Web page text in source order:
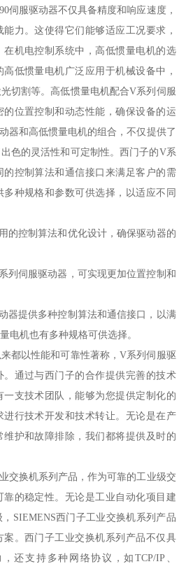
伺服驱动器不仅具备精度和响应速度，
力。这使得它们能够适应工况要求，
机电控制系统中，高低惯量电机的选
低惯量电机广泛应用于机械设备中，
切割等。高低惯量电机配合V系列伺服
位置控制和动态性能，确保设备的运
器和高低惯量电机的组合，不仅提供了
色的灵活性和可定制性。西门子的V系
控制算法和通信接口来满足客户的需
种规格和参数可供选择，以适应不同
的控制算法和优化设计，确保驱动器的
列伺服驱动器，可实现更加位置控制和
器提供多种控制算法和通信接口，以满
电机也有多种规格可供选择。
都以性能和可靠性著称，V系列伺服驱
通过与西门子的合作提供完善的技术
支技术团队，能够为您提供定制化的
行技术开发和技术转让。无论是在产
护和故障排除，我们都将提供及时的
机系列产品，作为可靠的工业级交
的稳定性。无论是工业自动化项目建
SIEMENS西门子工业交换机系列产品
。西门子工业交换机系列产品不仅具
还支持多种网络协议，如TCP/IP、